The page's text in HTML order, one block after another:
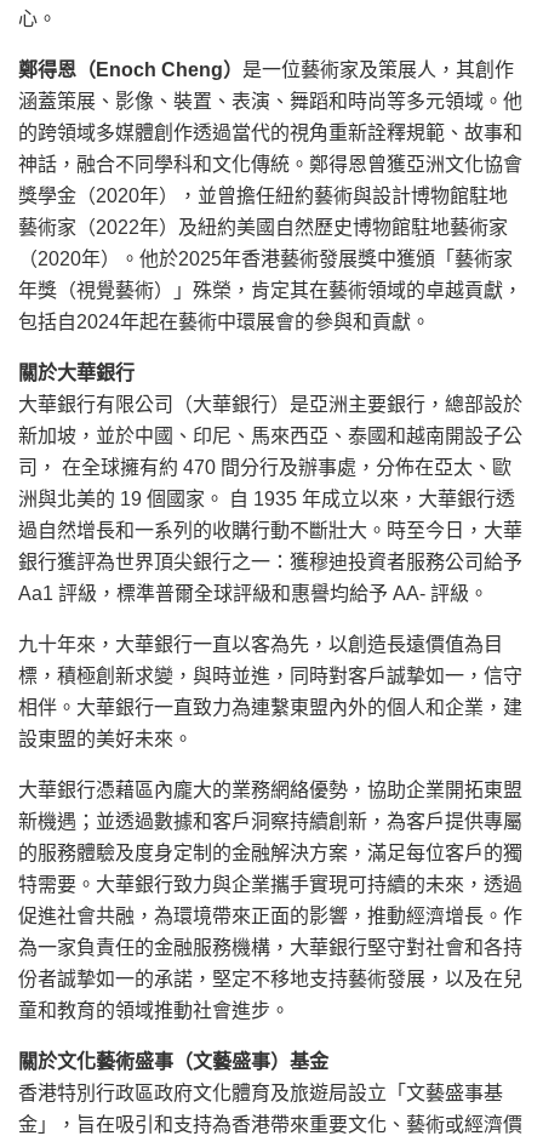
心。
鄭得恩（Enoch Cheng） 是一位藝術家及策展人，其創作
涵蓋策展、影像、裝置、表演、舞蹈和時尚等多元領域。他
的跨領域多媒體創作透過當代的視角重新詮釋規範、故事和
神話，融合不同學科和文化傳統。鄭得恩曾獲亞洲文化協會
獎學金（2020年），並曾擔任紐約藝術與設計博物館駐地
藝術家（2022年）及紐約美國自然歷史博物館駐地藝術家
（2020年）。他於2025年香港藝術發展獎中獲頒「藝術家
年獎（視覺藝術）」殊榮，肯定其在藝術領域的卓越貢獻，
包括自2024年起在藝術中環展會的參與和貢獻。
關於大華銀行
大華銀行有限公司（大華銀行）是亞洲主要銀行，總部設於
新加坡，並於中國、印尼、馬來西亞、泰國和越南開設子公
司， 在全球擁有約 470 間分行及辦事處，分佈在亞太、歐
洲與北美的 19 個國家。 自 1935 年成立以來，大華銀行透
過自然增長和一系列的收購行動不斷壯大。時至今日，大華
銀行獲評為世界頂尖銀行之一：獲穆迪投資者服務公司給予
Aa1 評級，標準普爾全球評級和惠譽均給予 AA- 評級。
九十年來，大華銀行一直以客為先，以創造長遠價值為目
標，積極創新求變，與時並進，同時對客戶誠摯如一，信守
相伴。大華銀行一直致力為連繫東盟內外的個人和企業，建
設東盟的美好未來。
大華銀行憑藉區內龐大的業務網絡優勢，協助企業開拓東盟
新機遇；並透過數據和客戶洞察持續創新，為客戶提供專屬
的服務體驗及度身定制的金融解決方案，滿足每位客戶的獨
特需要。大華銀行致力與企業攜手實現可持續的未來，透過
促進社會共融，為環境帶來正面的影響，推動經濟增長。作
為一家負責任的金融服務機構，大華銀行堅守對社會和各持
份者誠摯如一的承諾，堅定不移地支持藝術發展，以及在兒
童和教育的領域推動社會進步。
關於文化藝術盛事（文藝盛事）基金
香港特別行政區政府文化體育及旅遊局設立「文藝盛事基
金」，旨在吸引和支持為香港帶來重要文化、藝術或經濟價